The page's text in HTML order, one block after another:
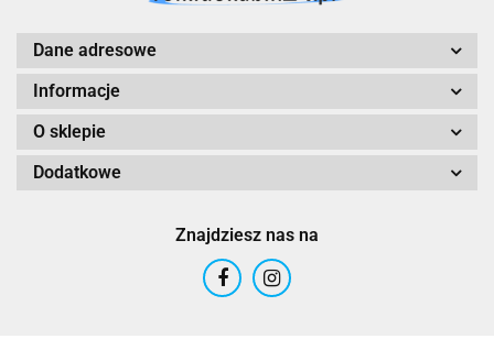
Dane adresowe
Informacje
O sklepie
Dodatkowe
Znajdziesz nas na